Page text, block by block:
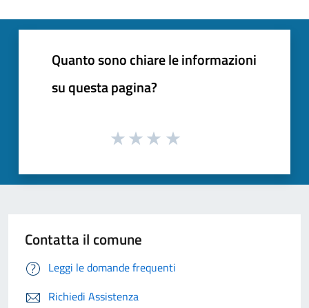
Quanto sono chiare le informazioni
su questa pagina?
Contatta il comune
Leggi le domande frequenti
Richiedi Assistenza